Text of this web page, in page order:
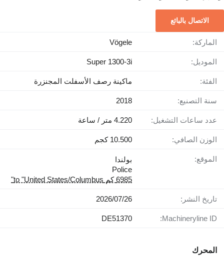
الاتصال بالبائع
الماركة: Vögele
الموديل: Super 1300-3i
الفئة: ماكينة رصف الأسفلت المجنزرة
سنة التصنيع: 2018
عدد ساعات التشغيل: 4.220 متر / ساعة
الوزن الصافي: 10.500 كجم
الموقع:
بولندا
Police
6985 كم to "United States/Columbus"
تاريخ النشر: 26‏/07‏/2026
Machineryline ID:
DE51370
المحرك